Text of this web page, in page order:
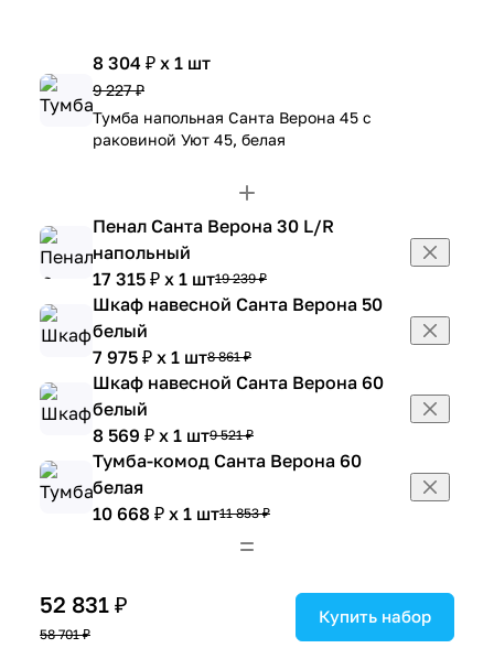
8 304 ₽ x 1 шт
9 227 ₽
Тумба напольная Санта Верона 45 с
раковиной Уют 45, белая
Пенал Санта Верона 30 L/R
напольный
17 315 ₽ x 1 шт19 239 ₽
Шкаф навесной Санта Верона 50
белый
7 975 ₽ x 1 шт8 861 ₽
Шкаф навесной Санта Верона 60
белый
8 569 ₽ x 1 шт9 521 ₽
Тумба-комод Санта Верона 60
белая
10 668 ₽ x 1 шт11 853 ₽
52 831 ₽
58 701 ₽
Купить набор